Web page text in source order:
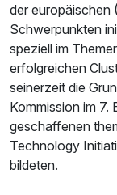
der europäischen
Schwerpunkten
speziell im
erfolgreichen
seinerzeit die
Kommission im 7.
geschaffenen
Technology
bildeten.